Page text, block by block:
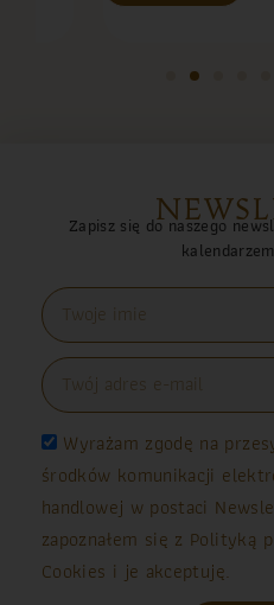
Zapisz się do naszego
Wyrażam zgodę na
środków komunikacji
handlowej w postaci
zapoznałem się z Polityką
Cookies i je akceptuję.